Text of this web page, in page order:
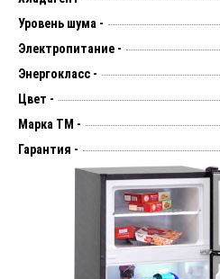
Уровень шума -
Электропитание -
Энергокласс -
Цвет -
Марка ТМ -
Гарантия -